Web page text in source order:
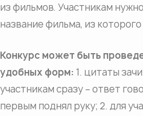
из фильмов. Участникам
название фильма, из
Конкурс может быть
удобных форм: 1. цитаты
участникам сразу – ответ
первым поднял руку; 2. для